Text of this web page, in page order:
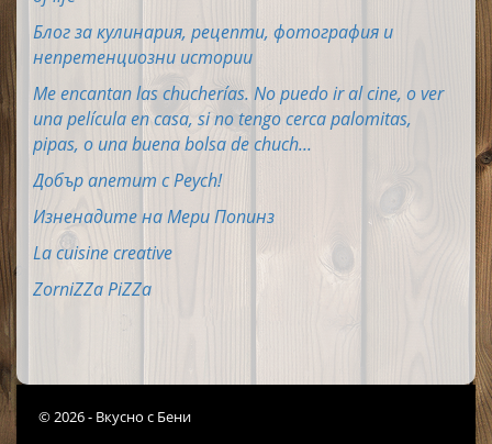
Блог за кулинария, рецепти, фотография и
непретенциозни истории
Me encantan las chucherías. No puedo ir al cine, o ver
una película en casa, si no tengo cerca palomitas,
pipas, o una buena bolsa de chuch...
Добър апетит с Peych!
Изненадите на Мери Попинз
La cuisine creative
ZorniZZa PiZZa
© 2026 - Вкусно с Бени